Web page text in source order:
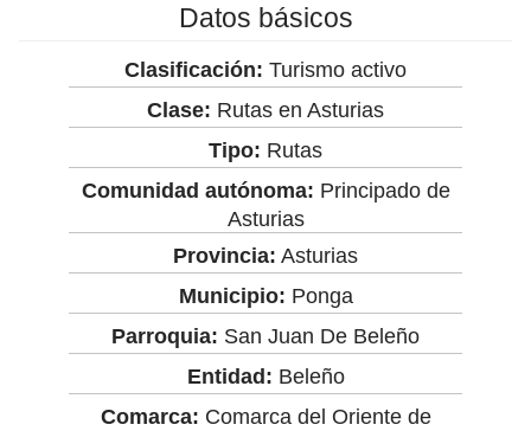
Datos básicos
Clasificación: Turismo activo
Clase: Rutas en Asturias
Tipo: Rutas
Comunidad autónoma: Principado de
Asturias
Provincia: Asturias
Municipio: Ponga
Parroquia: San Juan De Beleño
Entidad: Beleño
Comarca: Comarca del Oriente de